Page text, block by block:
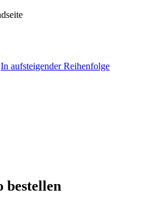
In aufsteigender Reihenfolge
bestellen